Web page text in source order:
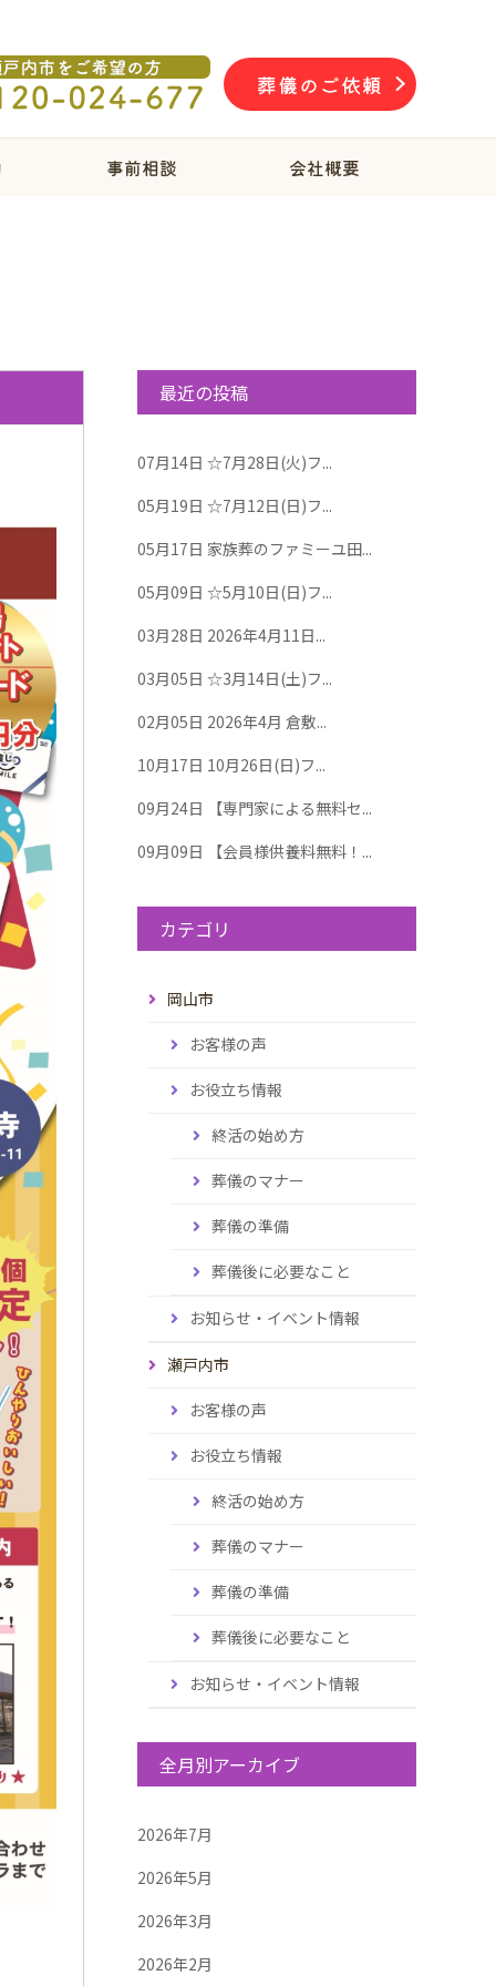
葬儀のご依頼
事前相談 会社概要
最近の投稿
07月14日 ☆7月28日(火)フ...
05月19日 ☆7月12日(日)フ...
05月17日 家族葬のファミーユ田...
05月09日 ☆5月10日(日)フ...
03月28日 2026年4月11日...
03月05日 ☆3月14日(土)フ...
02月05日 2026年4月 倉敷...
10月17日 10月26日(日)フ...
09月24日 【専門家による無料セ...
09月09日 【会員様供養料無料！...
カテゴリ
岡山市
お客様の声
お役立ち情報
終活の始め方
葬儀のマナー
葬儀の準備
葬儀後に必要なこと
お知らせ・イベント情報
瀬戸内市
お客様の声
お役立ち情報
終活の始め方
葬儀のマナー
葬儀の準備
葬儀後に必要なこと
お知らせ・イベント情報
全月別アーカイブ
2026年7月
2026年5月
2026年3月
2026年2月